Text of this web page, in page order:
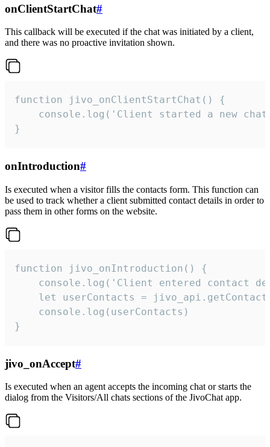
onClientStartChat#
This callback will be executed if the chat was initiated by a client,
and there was no proactive invitation shown.
function jivo_onClientStartChat() {
console.log('Client started a new
}
onIntroduction#
Is executed when a visitor fills the contacts form. This function can
be used to track whether a client submitted contact details in order to
pass them in other forms on the website.
function jivo_onIntroduction() {
console.log('Client entered contact
let userContacts =
    console.log(userContacts)
}
jivo_onAccept#
Is executed when an agent accepts the incoming chat or starts the
dialog from the Visitors/All chats sections of the JivoChat app.